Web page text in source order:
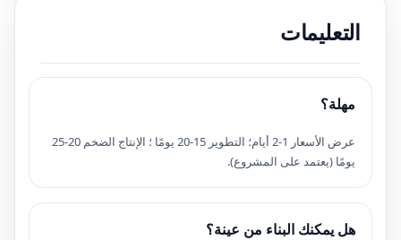
التعليمات
مهلة؟
عرض الأسعار 1-2 أيام؛ التطوير 15-20 يومًا ؛ الإنتاج الضخم 20-25
يومًا (يعتمد على المشروع).
هل يمكنك البناء من عينة؟